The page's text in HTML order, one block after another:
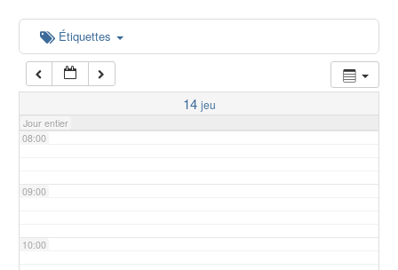
Étiquettes
14 jeu
Jour entier
06:00
07:00
08:00
09:00
10:00